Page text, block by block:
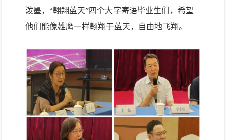
泼墨， “翱翔蓝天”四个大字寄语毕业生们，希望
他们能像雄鹰一样翱翔于蓝天，自由地飞翔。